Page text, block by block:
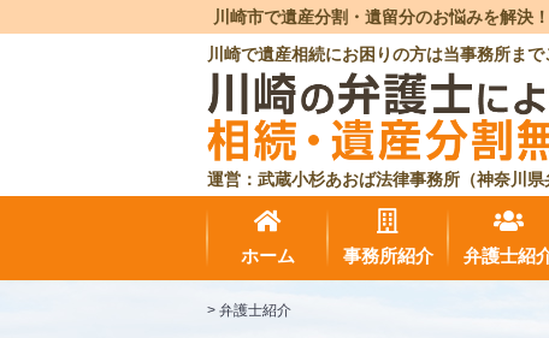
川崎市で遺産分割・遺留分のお悩みを解決
川崎で遺産相続にお困りの方は当事務所ま
運営：武蔵小杉あおば法律事務所（神奈川県
ホーム 事務所紹介 弁護士紹
> 弁護士紹介